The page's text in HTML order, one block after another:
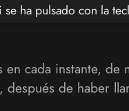
se ha pulsado con la
cada instante,
, después de haber